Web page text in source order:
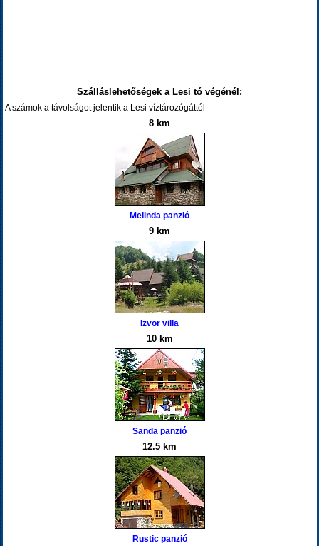
Szálláslehetőségek a Lesi tó végénél:
A számok a távolságot jelentik a Lesi víztározógáttól
8 km
Melinda panzió
9 km
Izvor villa
10 km
Sanda panzió
12.5 km
Rustic panzió